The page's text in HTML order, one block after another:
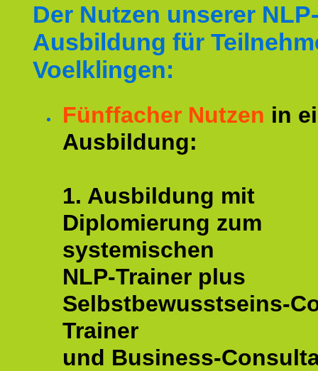
Der Nutzen unserer
Ausbildung für
Voelklingen:
Fünffacher Nutzen in
Ausbildung:
1. Ausbildung mit
Diplomierung zum
systemischen
NLP-Trainer plus
Selbstbewusstseins-
Trainer
und Business-